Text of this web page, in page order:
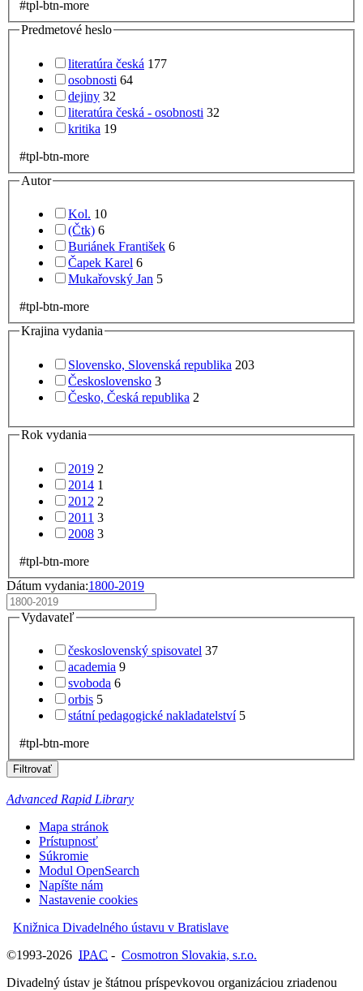
#tpl-btn-more
Predmetové heslo
literatúra česká 177
osobnosti 64
dejiny 32
literatúra česká - osobnosti 32
kritika 19
#tpl-btn-more
Autor
Kol. 10
(Čtk) 6
Buriánek František 6
Čapek Karel 6
Mukařovský Jan 5
#tpl-btn-more
Krajina vydania
Slovensko, Slovenská republika 203
Československo 3
Česko, Česká republika 2
Rok vydania
2019 2
2014 1
2012 2
2011 3
2008 3
#tpl-btn-more
Dátum vydania:1800-2019
Vydavateľ
československý spisovatel 37
academia 9
svoboda 6
orbis 5
státní pedagogické nakladatelství 5
#tpl-btn-more
Filtrovať
Advanced Rapid Library
Mapa stránok
Prístupnosť
Súkromie
Modul OpenSearch
Napíšte nám
Nastavenie cookies
Knižnica Divadelného ústavu v Bratislave
©1993-2026 IPAC - Cosmotron Slovakia, s.r.o.
Divadelný ústav je štátnou príspevkovou organizáciou zriadenou